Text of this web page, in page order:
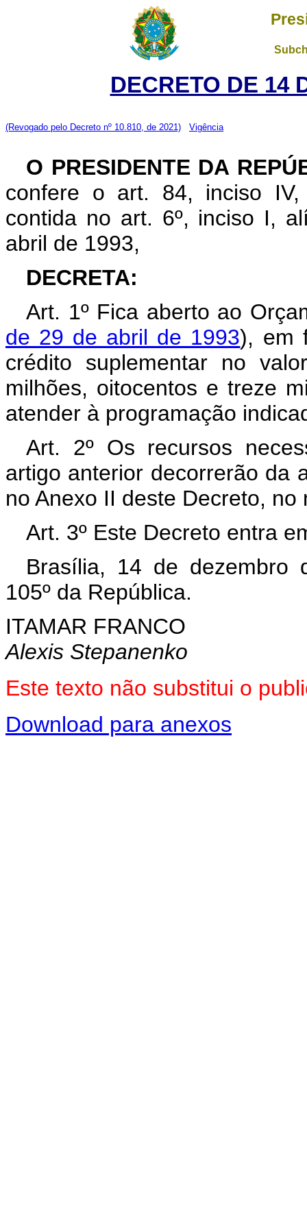
DECRETO DE 14
(Revogado pelo Decreto nº 10.810, de 2021) Vigência
O PRESIDENTE DA
confere o art. 84, inciso
contida no art. 6º, inciso I,
abril de 1993,
DECRETA:
Art. 1º Fica aberto ao
de 29 de abril de 1993), em
crédito suplementar no
milhões, oitocentos e treze
atender à programação
Art. 2º Os recursos
artigo anterior decorrerão da
no Anexo II deste Decreto,
Art. 3º Este Decreto entra
Brasília, 14 de dezembro
105º da República.
ITAMAR FRANCO
Alexis Stepanenko
Este texto não substitui o
Download para anexos